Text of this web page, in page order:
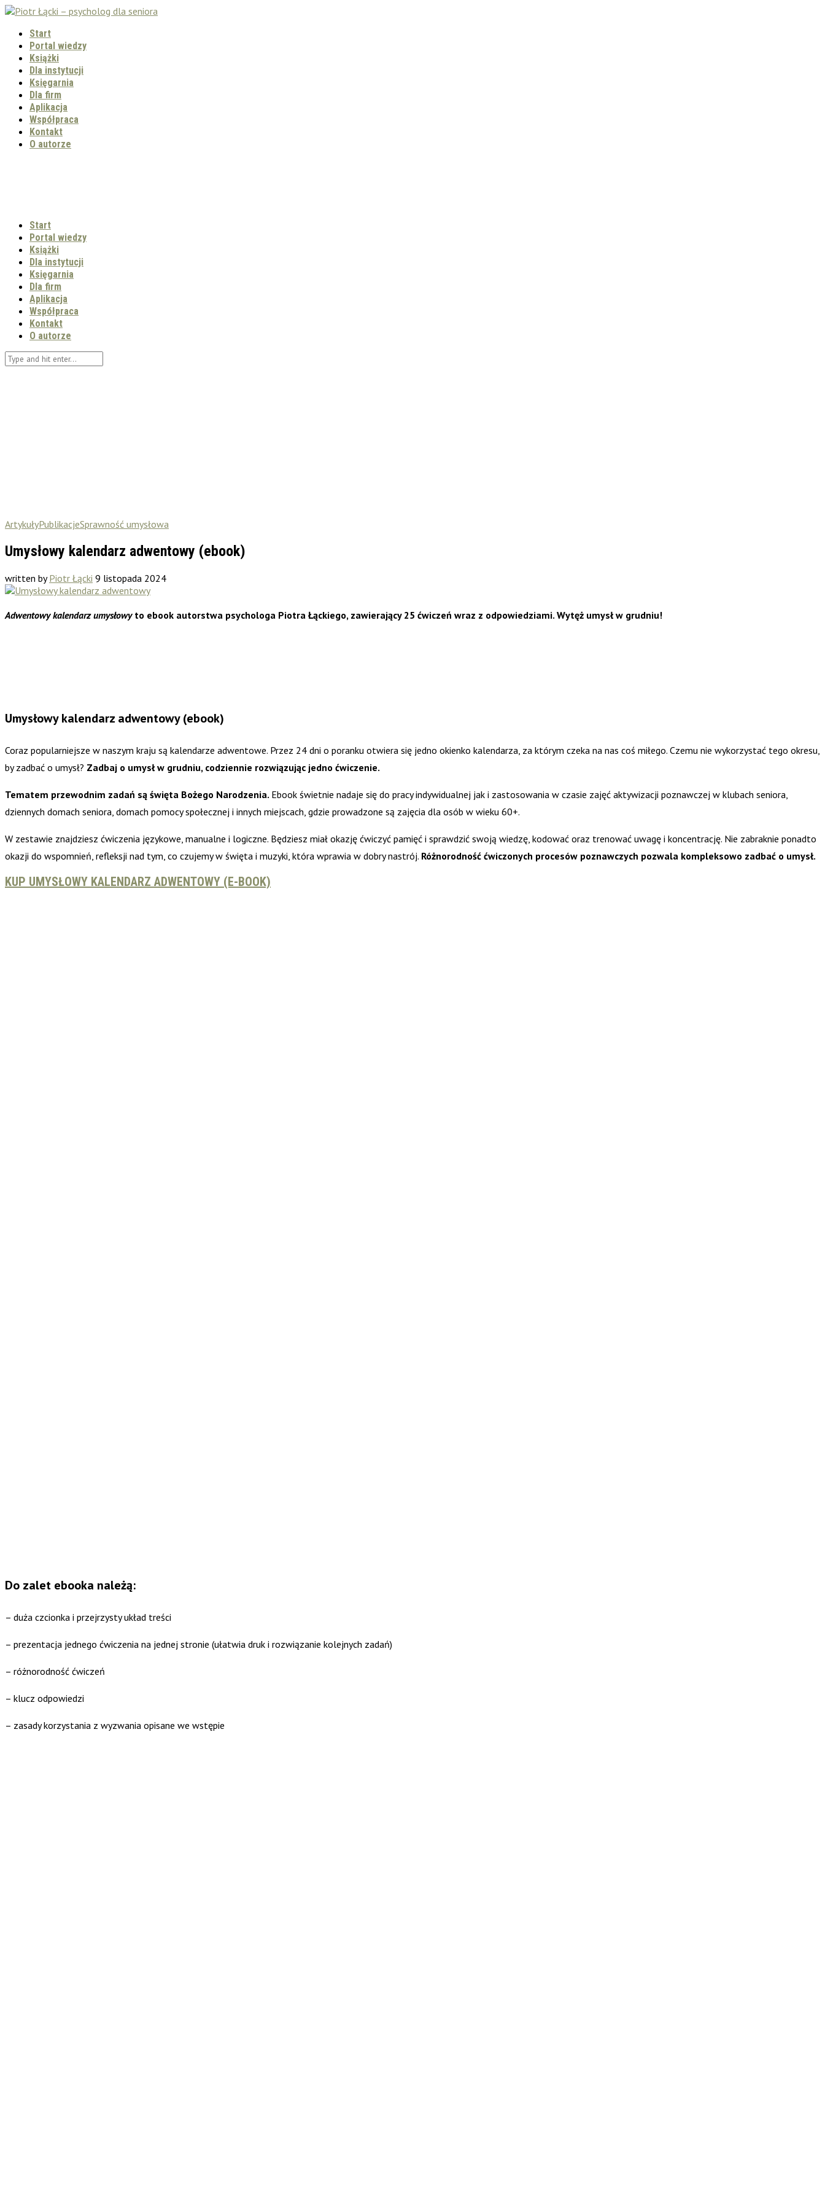
Start
Portal wiedzy
Książki
Dla instytucji
Księgarnia
Dla firm
Aplikacja
Współpraca
Kontakt
O autorze
Start
Portal wiedzy
Książki
Dla instytucji
Księgarnia
Dla firm
Aplikacja
Współpraca
Kontakt
O autorze
ArtykułyPublikacjeSprawność umysłowa
Umysłowy kalendarz adwentowy (ebook)
written byPiotr Łącki 9 listopada 2024
Adwentowy kalendarz umysłowyto ebook autorstwa psychologa Piotra Łąckiego, zawierający 25 ćwiczeń wraz z odpowiedziami. Wytęż umysł w grudniu!
Umysłowy kalendarz adwentowy (ebook)
Coraz popularniejsze w naszym kraju są kalendarze adwentowe. Przez 24 dni o poranku otwiera się jedno okienko kalendarza, za którym czeka na nas coś miłego. Czemu nie wykorzystać tego okresu,
by zadbać o umysł? Zadbaj o umysł w grudniu, codziennie rozwiązując jedno ćwiczenie.
Tematem przewodnim zadań są święta Bożego Narodzenia. Ebook świetnie nadaje się do pracy indywidualnej jak i zastosowania w czasie zajęć aktywizacji poznawczej w klubach seniora,
dziennych domach seniora, domach pomocy społecznej i innych miejscach, gdzie prowadzone są zajęcia dla osób w wieku 60+.
W zestawie znajdziesz ćwiczenia językowe, manualne i logiczne. Będziesz miał okazję ćwiczyć pamięć i sprawdzić swoją wiedzę, kodować oraz trenować uwagę i koncentrację. Nie zabraknie ponadto
okazji do wspomnień, refleksji nad tym, co czujemy w święta i muzyki, która wprawia w dobry nastrój. Różnorodność ćwiczonych procesów poznawczych pozwala kompleksowo zadbać o umysł.
KUP UMYSŁOWY KALENDARZ ADWENTOWY (E-BOOK)
Do zalet ebooka należą:
– duża czcionka i przejrzysty układ treści
– prezentacja jednego ćwiczenia na jednej stronie (ułatwia druk i rozwiązanie kolejnych zadań)
– różnorodność ćwiczeń
– klucz odpowiedzi
– zasady korzystania z wyzwania opisane we wstępie